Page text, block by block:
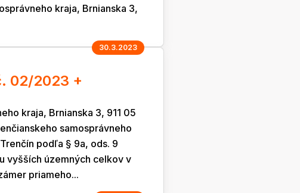
kraja, Brnianska 3,
30.3.2023
02/2023 +
kraja, Brnianska 3, 911 05
samosprávneho
podľa § 9a, ods. 9
vyšších územných celkov v
priameho...